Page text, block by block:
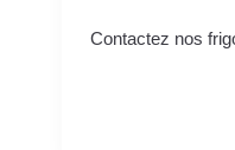
Contactez nos